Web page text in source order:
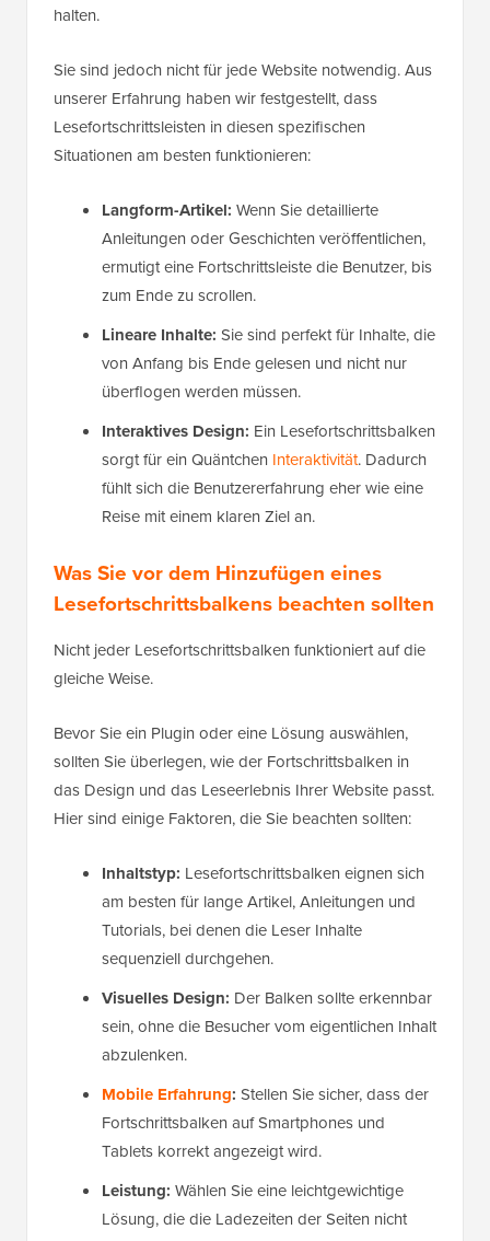
halten.
Sie sind jedoch nicht für jede Website notwendig. Aus
unserer Erfahrung haben wir festgestellt, dass
Lesefortschrittsleisten in diesen spezifischen
Situationen am besten funktionieren:
Langform-Artikel: Wenn Sie detaillierte
Anleitungen oder Geschichten veröffentlichen,
ermutigt eine Fortschrittsleiste die Benutzer, bis
zum Ende zu scrollen.
Lineare Inhalte: Sie sind perfekt für Inhalte, die
von Anfang bis Ende gelesen und nicht nur
überflogen werden müssen.
Interaktives Design: Ein Lesefortschrittsbalken
sorgt für ein Quäntchen Interaktivität. Dadurch
fühlt sich die Benutzererfahrung eher wie eine
Reise mit einem klaren Ziel an.
Was Sie vor dem Hinzufügen eines
Lesefortschrittsbalkens beachten sollten
Nicht jeder Lesefortschrittsbalken funktioniert auf die
gleiche Weise.
Bevor Sie ein Plugin oder eine Lösung auswählen,
sollten Sie überlegen, wie der Fortschrittsbalken in
das Design und das Leseerlebnis Ihrer Website passt.
Hier sind einige Faktoren, die Sie beachten sollten:
Inhaltstyp: Lesefortschrittsbalken eignen sich
am besten für lange Artikel, Anleitungen und
Tutorials, bei denen die Leser Inhalte
sequenziell durchgehen.
Visuelles Design: Der Balken sollte erkennbar
sein, ohne die Besucher vom eigentlichen Inhalt
abzulenken.
Mobile Erfahrung: Stellen Sie sicher, dass der
Fortschrittsbalken auf Smartphones und
Tablets korrekt angezeigt wird.
Leistung: Wählen Sie eine leichtgewichtige
Lösung, die die Ladezeiten der Seiten nicht